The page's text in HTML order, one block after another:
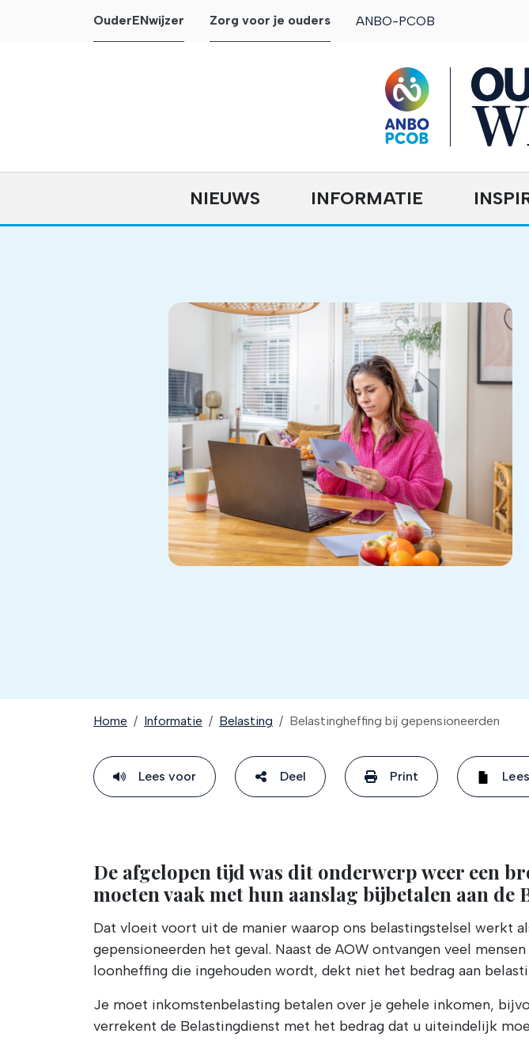
OuderENwijzer Zorg voor je ouders ANBO-PCOB
OuderENwijzer
NIEUWS INFORMATIE
Home Informatie Belasting Belastingheffing bij gepensioneerden
Lees voor Deel Print
De afgelopen tijd was dit onderwerp weer een
moeten vaak met hun aanslag bijbetalen aan
Dat vloeit voort uit de manier waarop ons belastingstelsel werkt
gepensioneerden het geval. Naast de AOW ontvangen veel
loonheffing die ingehouden wordt, dekt niet het bedrag aan
Je moet inkomstenbelasting betalen over je gehele inkomen,
verrekent de Belastingdienst met het bedrag dat u uiteindelijk